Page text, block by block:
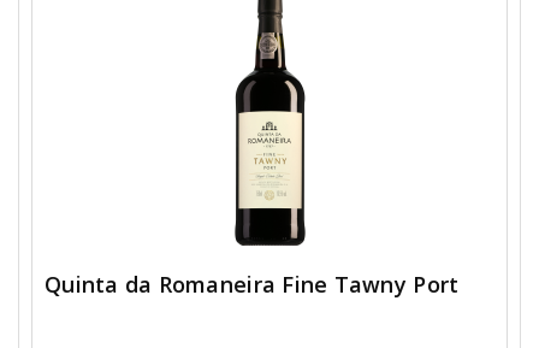
Quinta da Romaneira Fine Tawny Port